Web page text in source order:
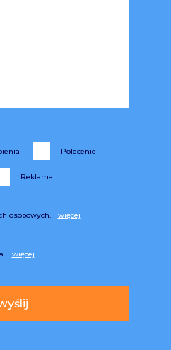
Polecenie
Reklama
osobowych.